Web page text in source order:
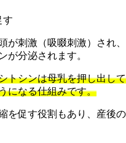
す
が刺激（吸啜刺激）され、
が分泌されます。
トシンは母乳を押し出して
になる仕組みです。
を促す役割もあり、産後の